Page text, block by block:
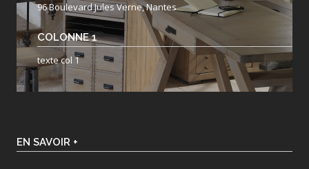
96 Boulevard Jules Verne, Nantes
COLONNE 1
texte col 1
EN SAVOIR +